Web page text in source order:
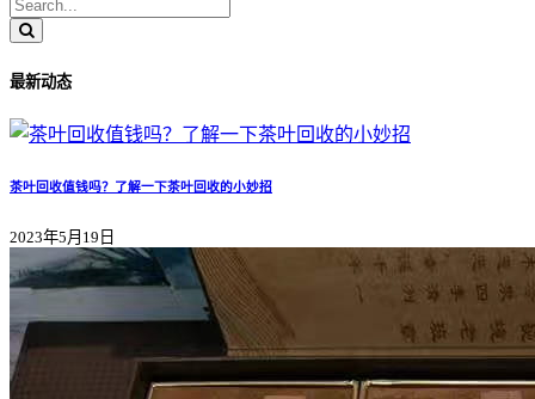
最新动态
茶叶回收值钱吗？了解一下茶叶回收的小妙招
2023年5月19日